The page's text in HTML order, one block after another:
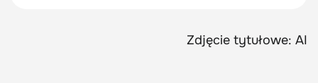
Zdjęcie tytułowe: AI